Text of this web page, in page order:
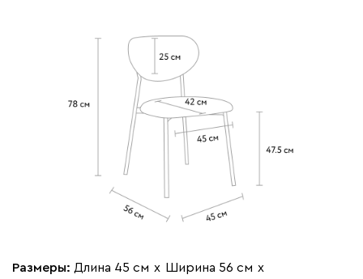
Размеры: Длина 45 см х Ширина 56 см х